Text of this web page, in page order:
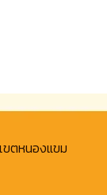
ขตหนองแขม